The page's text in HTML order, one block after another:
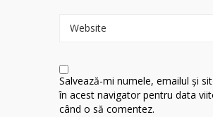
Website
Salvează-mi numele, emailul și
în acest navigator pentru data
când o să comentez.